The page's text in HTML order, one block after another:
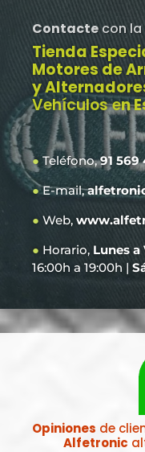
Contacte con la
Tienda
Motores de
y
Vehículos en
●Teléfono,91 569
●E-mail,
● Web,
● Horario, Lunes a
16:00h a 19:00h |
Opiniones de
Alfetronic